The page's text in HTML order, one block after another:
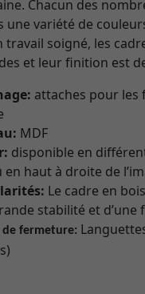
Chacun des
une variété de
travail soigné, les
et leur finition est
attaches pour
MDF
disponible en
en haut à droite de
Le cadre en
stabilité et
de fermeture: